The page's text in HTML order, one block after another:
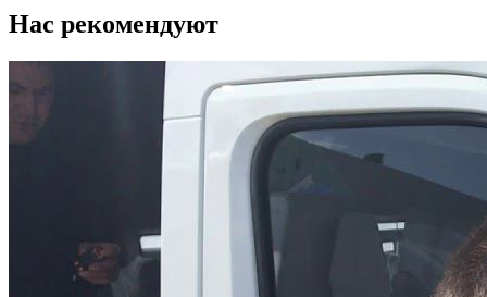
Нас рекомендуют